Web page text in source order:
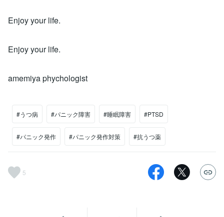
Enjoy your life.
Enjoy your life.
amemiya phychologist
#うつ病 #パニック障害 #睡眠障害 #PTSD
#パニック発作 #パニック発作対策 #抗うつ薬
5